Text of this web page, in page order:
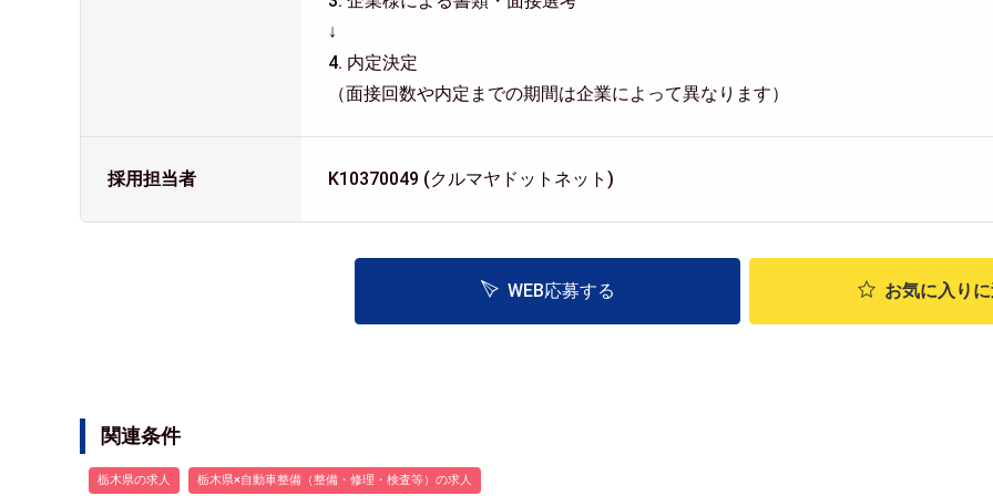
↓
4. 内定決定
（面接回数や内定までの期間は企業によって異なります）
採用担当者 K10370049 (クルマヤドットネット)
WEB応募する お気に入り
関連条件
栃木県の求人 栃木県×自動車整備（整備・修理・検査等）の求人